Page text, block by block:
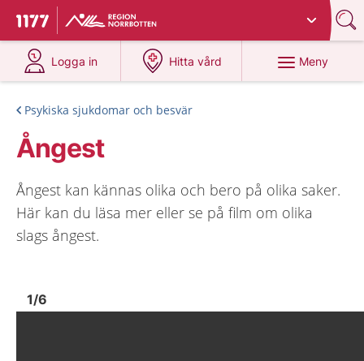
Till startsidan för 1177
Du har valt region
Logga in
på 1177.se
Hitta vård
på 1177.se
Meny
Psykiska sjukdomar och besvär
Ångest
Ångest kan kännas olika och bero på olika saker.
Här kan du läsa mer eller se på film om olika
slags ångest.
Bild1
1/6